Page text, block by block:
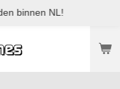
binnen NL!